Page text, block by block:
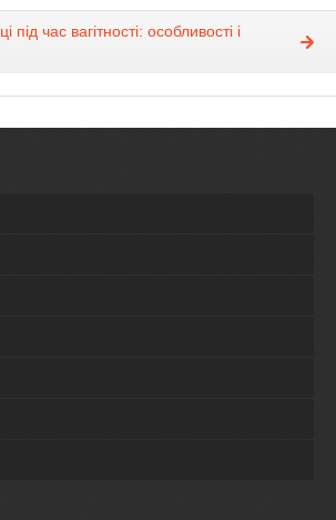
під час вагітності: особливості і